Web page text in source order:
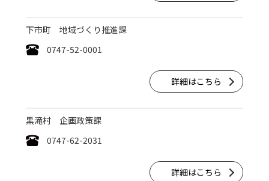
下市町 地域づくり推進課
0747-52-0001
詳細はこちら
黒滝村 企画政策課
0747-62-2031
詳細はこちら